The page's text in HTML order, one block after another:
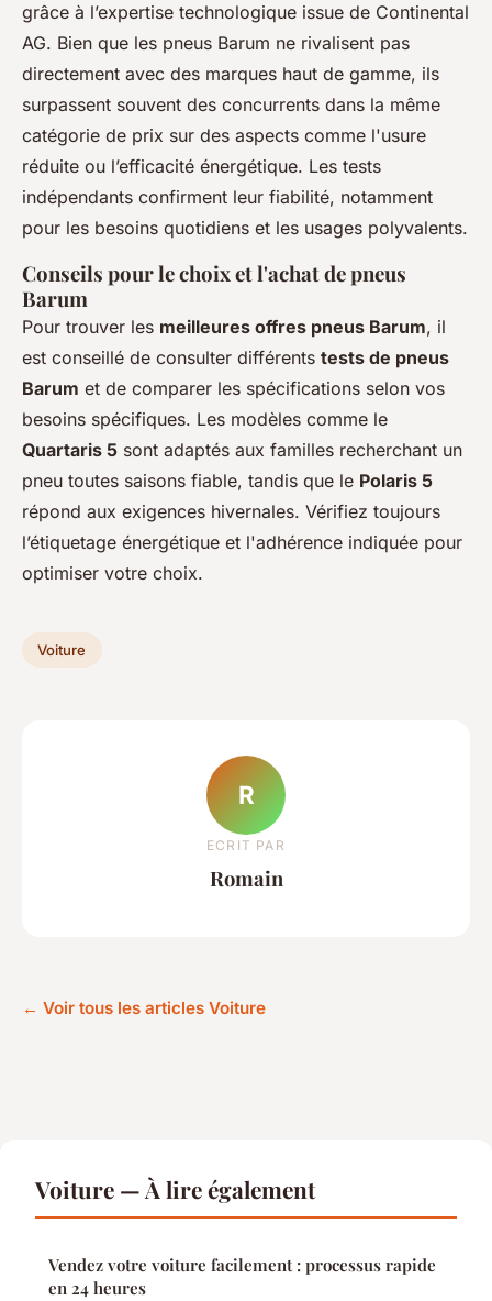
grâce à l’expertise technologique issue de Continental
AG. Bien que les pneus Barum ne rivalisent pas
directement avec des marques haut de gamme, ils
surpassent souvent des concurrents dans la même
catégorie de prix sur des aspects comme l'usure
réduite ou l’efficacité énergétique. Les tests
indépendants confirment leur fiabilité, notamment
pour les besoins quotidiens et les usages polyvalents.
Conseils pour le choix et l'achat de pneus
Barum
Pour trouver les meilleures offres pneus Barum, il
est conseillé de consulter différents tests de pneus
Barum et de comparer les spécifications selon vos
besoins spécifiques. Les modèles comme le
Quartaris 5 sont adaptés aux familles recherchant un
pneu toutes saisons fiable, tandis que le Polaris 5
répond aux exigences hivernales. Vérifiez toujours
l’étiquetage énergétique et l'adhérence indiquée pour
optimiser votre choix.
Voiture
R
ECRIT PAR
Romain
← Voir tous les articles Voiture
Voiture — À lire également
Vendez votre voiture facilement : processus rapide
en 24 heures